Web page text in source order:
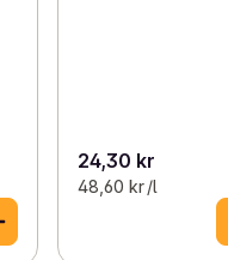
24,30 kr
48,60 kr /l